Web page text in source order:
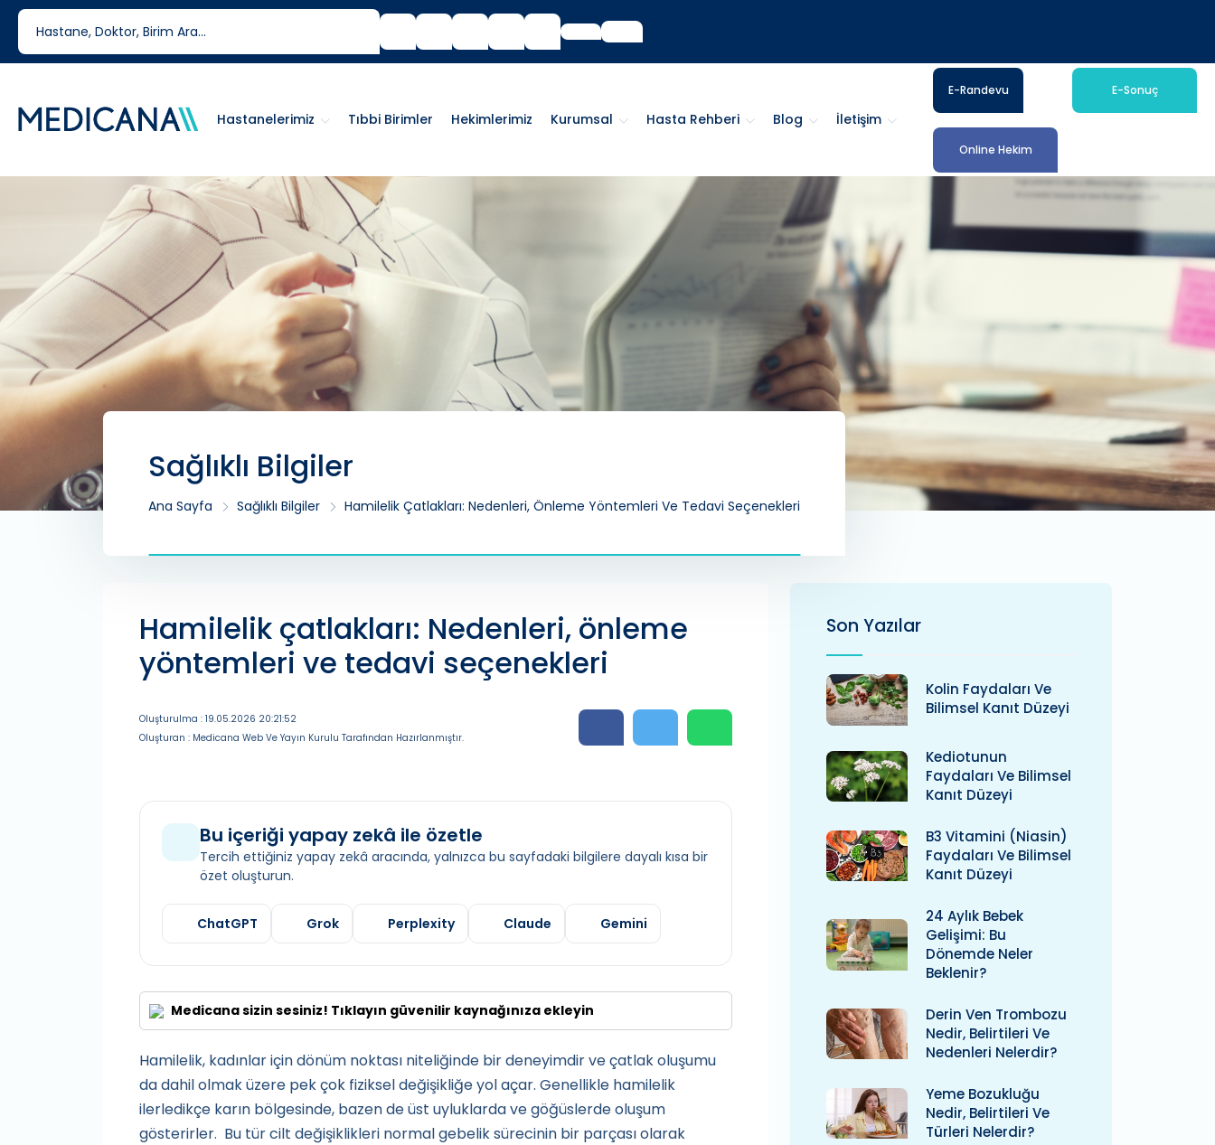
444 6 334
Tıbbi Birimler Hekimlerimiz Kurumsal Hasta Rehberi Blog İletişim
Hastanelerimiz
E-Randevu E-Sonuç
Online Hekim
Sağlıklı Bilgiler
Ana Sayfa Sağlıklı Bilgiler Hamilelik Çatlakları: Nedenleri, Önleme Yöntemleri Ve Tedavi Seçenekleri
Hamilelik çatlakları: Nedenleri, önleme
yöntemleri ve tedavi seçenekleri
Oluşturulma : 19.05.2026 20:21:52
Oluşturan : Medicana Web Ve Yayın Kurulu Tarafından Hazırlanmıştır.
Bu içeriği yapay zekâ ile özetle
Tercih ettiğiniz yapay zekâ aracında, yalnızca bu sayfadaki bilgilere dayalı kısa bir
özet oluşturun.
ChatGPT Grok Perplexity Claude Gemini
Medicana sizin sesiniz! Tıklayın güvenilir kaynağınıza ekleyin
Hamilelik, kadınlar için dönüm noktası niteliğinde bir deneyimdir ve çatlak oluşumu
da dahil olmak üzere pek çok fiziksel değişikliğe yol açar. Genellikle hamilelik
ilerledikçe karın bölgesinde, bazen de üst uyluklarda ve göğüslerde oluşum
gösterirler. Bu tür cilt değişiklikleri normal gebelik sürecinin bir parçası olarak
Son Yazılar
Kolin Faydaları Ve
Bilimsel Kanıt Düzeyi
Kediotunun
Faydaları Ve Bilimsel
Kanıt Düzeyi
B3 Vitamini (niasin)
Faydaları Ve Bilimsel
Kanıt Düzeyi
24 Aylık Bebek
Gelişimi: Bu
Dönemde Neler
Beklenir?
Derin Ven Trombozu
Nedir, Belirtileri Ve
Nedenleri Nelerdir?
Yeme Bozukluğu
Nedir, Belirtileri Ve
Türleri Nelerdir?